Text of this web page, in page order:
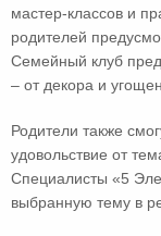
мастер-классов и
родителей
Семейный клуб
– от декора и
Родители также
удовольствие от
Специалисты «5
выбранную тему в